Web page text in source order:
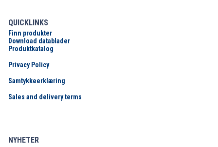
QUICKLINKS
Finn produkter
Download datablader
Produktkatalog
Privacy Policy
Samtykkeerklæring
Sales and delivery terms
NYHETER